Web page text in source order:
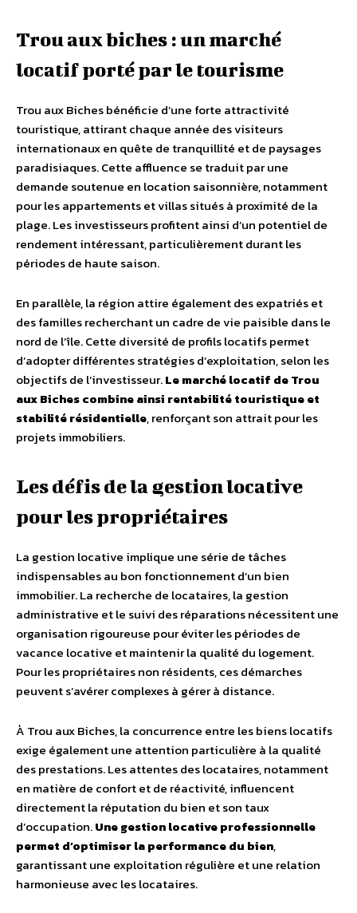
Trou aux biches : un marché
locatif porté par le tourisme
Trou aux Biches bénéficie d’une forte attractivité
touristique, attirant chaque année des visiteurs
internationaux en quête de tranquillité et de paysages
paradisiaques. Cette affluence se traduit par une
demande soutenue en location saisonnière, notamment
pour les appartements et villas situés à proximité de la
plage. Les investisseurs profitent ainsi d’un potentiel de
rendement intéressant, particulièrement durant les
périodes de haute saison.
En parallèle, la région attire également des expatriés et
des familles recherchant un cadre de vie paisible dans le
nord de l’île. Cette diversité de profils locatifs permet
d’adopter différentes stratégies d’exploitation, selon les
objectifs de l’investisseur.Le marché locatif de Trou
aux Biches combine ainsi rentabilité touristique et
stabilité résidentielle, renforçant son attrait pour les
projets immobiliers.
Les défis de la gestion locative
pour les propriétaires
La gestion locative implique une série de tâches
indispensables au bon fonctionnement d’un bien
immobilier. La recherche de locataires, la gestion
administrative et le suivi des réparations nécessitent une
organisation rigoureuse pour éviter les périodes de
vacance locative et maintenir la qualité du logement.
Pour les propriétaires non résidents, ces démarches
peuvent s’avérer complexes à gérer à distance.
À Trou aux Biches, la concurrence entre les biens locatifs
exige également une attention particulière à la qualité
des prestations. Les attentes des locataires, notamment
en matière de confort et de réactivité, influencent
directement la réputation du bien et son taux
d’occupation.Une gestion locative professionnelle
permet d’optimiser la performance du bien,
garantissant une exploitation régulière et une relation
harmonieuse avec les locataires.